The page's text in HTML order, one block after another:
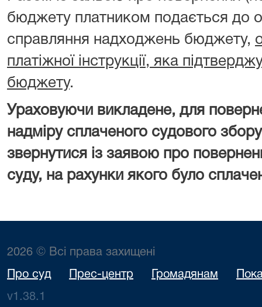
бюджету платником подається до
справляння надходжень бюджету,
платіжної інструкції, яка
бюджету.
Ураховуючи викладене, для
надміру сплаченого судового
звернутися із заявою про
суду, на рахунки якого було
2026 © Всі права захищені
Про суд Прес-центр Громадянам
v1.38.1